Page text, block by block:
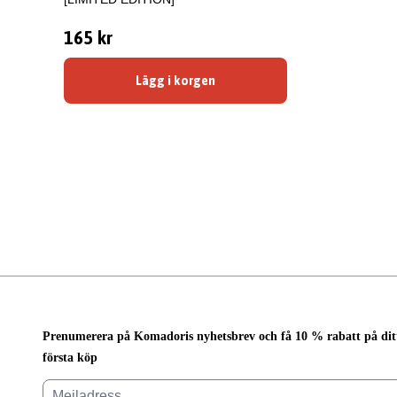
165 kr
Lägg i korgen
Prenumerera på Komadoris nyhetsbrev och få 10 % rabatt på
första köp